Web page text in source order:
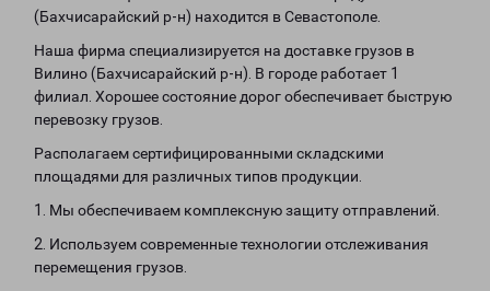
(Бахчисарайский р-н) находится в Севастополе.
Наша фирма специализируется на доставке грузов в
Вилино (Бахчисарайский р-н). В городе работает 1
филиал. Хорошее состояние дорог обеспечивает быструю
перевозку грузов.
Располагаем сертифицированными складскими
площадями для различных типов продукции.
1. Мы обеспечиваем комплексную защиту отправлений.
2. Используем современные технологии отслеживания
перемещения грузов.